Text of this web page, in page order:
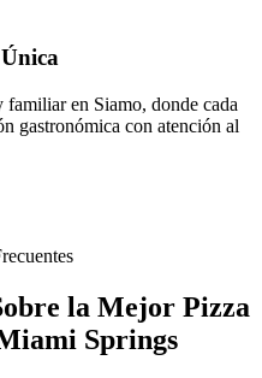
en Siamo, donde cada
gastronómica con atención al
la Mejor Pizza
Springs